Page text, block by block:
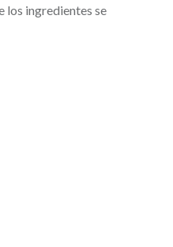
los ingredientes se